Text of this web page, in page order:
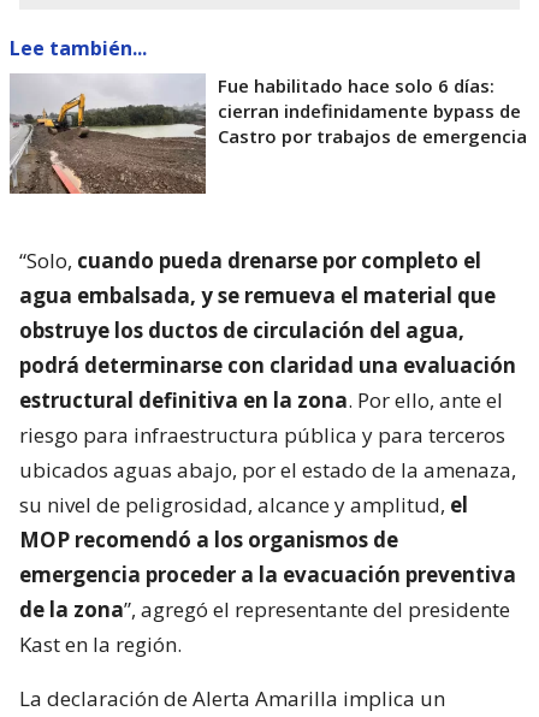
Lee también...
Fue habilitado hace solo 6 días:
cierran indefinidamente bypass de
Castro por trabajos de emergencia
“Solo, cuando pueda drenarse por completo el
agua embalsada, y se remueva el material que
obstruye los ductos de circulación del agua,
podrá determinarse con claridad una evaluación
estructural definitiva en la zona. Por ello, ante el
riesgo para infraestructura pública y para terceros
ubicados aguas abajo, por el estado de la amenaza,
su nivel de peligrosidad, alcance y amplitud, el
MOP recomendó a los organismos de
emergencia proceder a la evacuación preventiva
de la zona”, agregó el representante del presidente
Kast en la región.
La declaración de Alerta Amarilla implica un